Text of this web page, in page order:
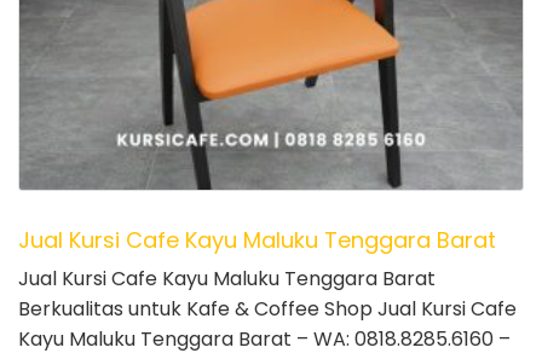
Jual Kursi Cafe Kayu Maluku Tenggara Barat
Jual Kursi Cafe Kayu Maluku Tenggara Barat
Berkualitas untuk Kafe & Coffee Shop Jual Kursi Cafe
Kayu Maluku Tenggara Barat – WA: 0818.8285.6160 –